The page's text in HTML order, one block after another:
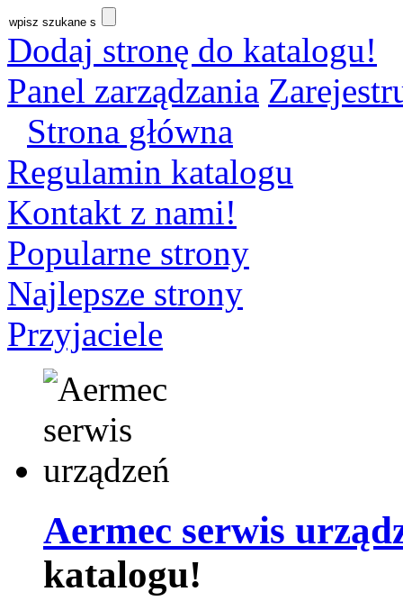
Dodaj stronę do katalogu!
Panel zarządzania
Strona główna
Regulamin katalogu
Kontakt z nami!
Popularne strony
Najlepsze strony
Przyjaciele
Aermec serwis
katalogu!